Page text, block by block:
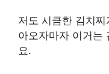
저도 시큼한 김치
아오자마자 이거는
요.